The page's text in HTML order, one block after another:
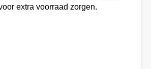
extra voorraad zorgen.